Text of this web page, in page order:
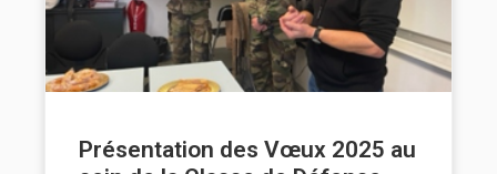
Présentation des Vœux 2025 au